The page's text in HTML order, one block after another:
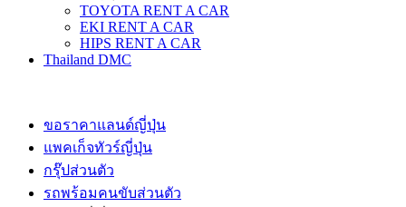
TOYOTA RENT A CAR
EKI RENT A CAR
HIPS RENT A CAR
Thailand DMC
ขอราคาแลนด์ญี่ปุ่น
แพคเก็จทัวร์ญี่ปุ่น
กรุ๊ปส่วนตัว
รถพร้อมคนขับส่วนตัว